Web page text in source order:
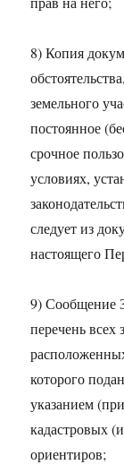
8) Копия
земельного
постоянное
срочное
условиях,
следует из
настоящего
9) Сообщение
перечень
которого
указанием
кадастровых
ориентиров;